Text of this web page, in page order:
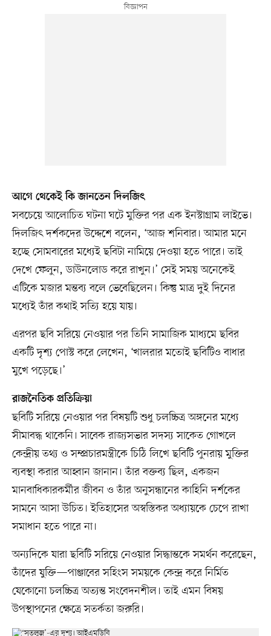
আগে থেকেই কি জানতেন দিলজিৎ
সবচেয়ে আলোচিত ঘটনা ঘটে মুক্তির পর এক ইনস্টাগ্রাম লাইভে।
দিলজিৎ দর্শকদের উদ্দেশে বলেন, ‘আজ শনিবার। আমার মনে
হচ্ছে সোমবারের মধ্যেই ছবিটা নামিয়ে দেওয়া হতে পারে। তাই
দেখে ফেলুন, ডাউনলোড করে রাখুন।’ সেই সময় অনেকেই
এটিকে মজার মন্তব্য বলে ভেবেছিলেন। কিন্তু মাত্র দুই দিনের
মধ্যেই তাঁর কথাই সত্যি হয়ে যায়।
এরপর ছবি সরিয়ে নেওয়ার পর তিনি সামাজিক মাধ্যমে ছবির
একটি দৃশ্য পোস্ট করে লেখেন, ‘খালরার মতোই ছবিটিও বাধার
মুখে পড়েছে।’
রাজনৈতিক প্রতিক্রিয়া
ছবিটি সরিয়ে নেওয়ার পর বিষয়টি শুধু চলচ্চিত্র অঙ্গনের মধ্যে
সীমাবদ্ধ থাকেনি। সাবেক রাজ্যসভার সদস্য সাকেত গোখলে
কেন্দ্রীয় তথ্য ও সম্প্রচারমন্ত্রীকে চিঠি লিখে ছবিটি পুনরায় মুক্তির
ব্যবস্থা করার আহ্বান জানান। তাঁর বক্তব্য ছিল, একজন
মানবাধিকারকর্মীর জীবন ও তাঁর অনুসন্ধানের কাহিনি দর্শকের
সামনে আসা উচিত। ইতিহাসের অস্বস্তিকর অধ্যায়কে চেপে রাখা
সমাধান হতে পারে না।
অন্যদিকে যারা ছবিটি সরিয়ে নেওয়ার সিদ্ধান্তকে সমর্থন করেছেন,
তাঁদের যুক্তি—পাঞ্জাবের সহিংস সময়কে কেন্দ্র করে নির্মিত
যেকোনো চলচ্চিত্র অত্যন্ত সংবেদনশীল। তাই এমন বিষয়
উপস্থাপনের ক্ষেত্রে সতর্কতা জরুরি।